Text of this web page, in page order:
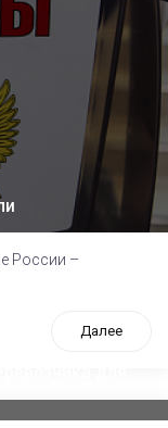
России –
Далее